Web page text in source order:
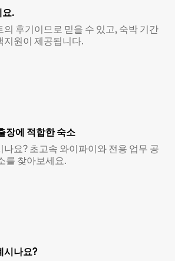
요.
의 후기이므로 믿을 수 있고, 숙박 기간
지원이 제공됩니다.
장에 적합한 숙소
나요? 초고속 와이파이와 전용 업무 공
를 찾아보세요.
시나요?